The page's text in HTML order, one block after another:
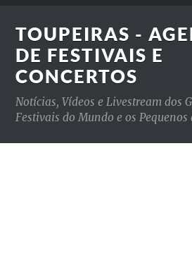
TOUPEIRAS -
DE FESTIVAIS E
CONCERTOS
Notícias, Vídeos e Livestream dos
Festivais do Mundo e os Pequenos